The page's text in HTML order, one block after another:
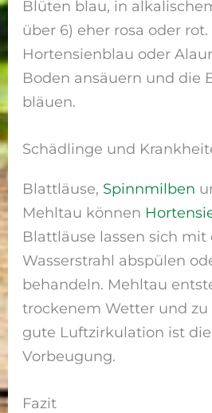
Blüten blau, in
über 6) eher rosa oder
Hortensienblau oder
Boden ansäuern und die
bläuen.
Schädlinge und
Blattläuse, Spinnmilben
Mehltau können
Blattläuse lassen sich
Wasserstrahl abspülen
behandeln. Mehltau
trockenem Wetter und
gute Luftzirkulation ist
Vorbeugung.
Fazit